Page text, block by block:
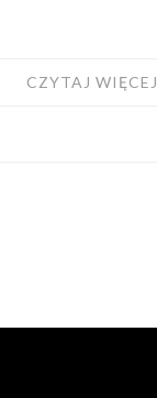
CZYTAJ WIĘCEJ